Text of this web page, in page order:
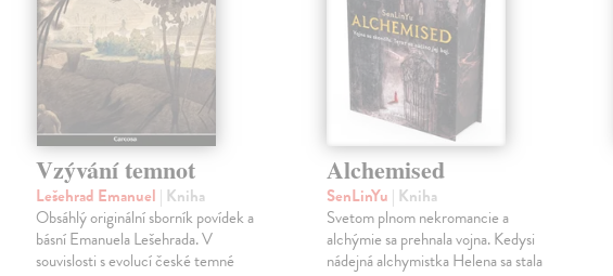
Vzývání temnot
Lešehrad Emanuel | Kniha
Obsáhlý originální sborník povídek a
básní Emanuela Lešehrada. V
souvislosti s evolucí české temné
Alchemised
SenLinYu | Kniha
Svetom plnom nekromancie a
alchýmie sa prehnala vojna. Kedysi
nádejná alchymistka Helena sa stala